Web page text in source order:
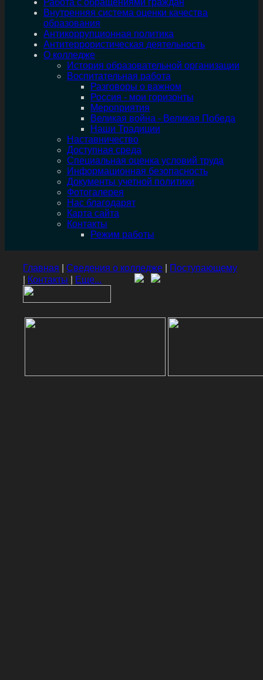
Работа с обращениями граждан
Внутренняя система оценки качества
образования
Антикоррупционная политика
Антитеррористическая деятельность
О колледже
История образовательной организации
Воспитательная работа
Разговоры о важном
Россия - мои горизонты
Мероприятия
Великая война - Великая Победа
Наши Традиции
Наставничество
Доступная среда
Специальная оценка условий труда
Информационная безопасность
Документы учетной политики
Фотогалерея
Нас благодарят
Карта сайта
Контакты
Режим работы
Главная |Сведения о колледже
Поступающему
Контакты Еще...